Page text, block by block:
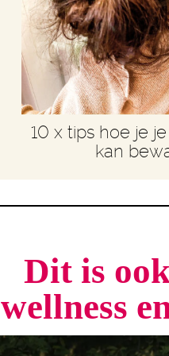
10 x tips hoe je
kan
Dit is
wellness